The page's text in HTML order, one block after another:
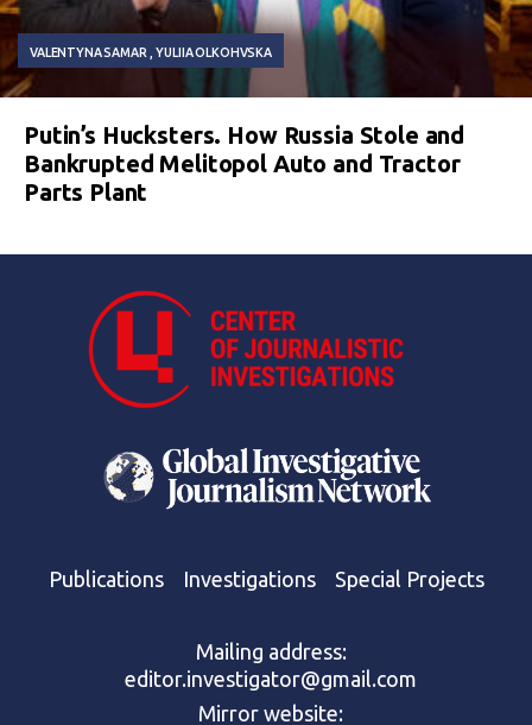
VALENTYNA SAMAR YULIIA OLKOHVSKA
Putin’s Hucksters. How Russia Stole and
Bankrupted Melitopol Auto and Tractor
Parts Plant
Publications Investigations Special Projects
Mailing address:
editor.investigator@gmail.com
Mirror website: